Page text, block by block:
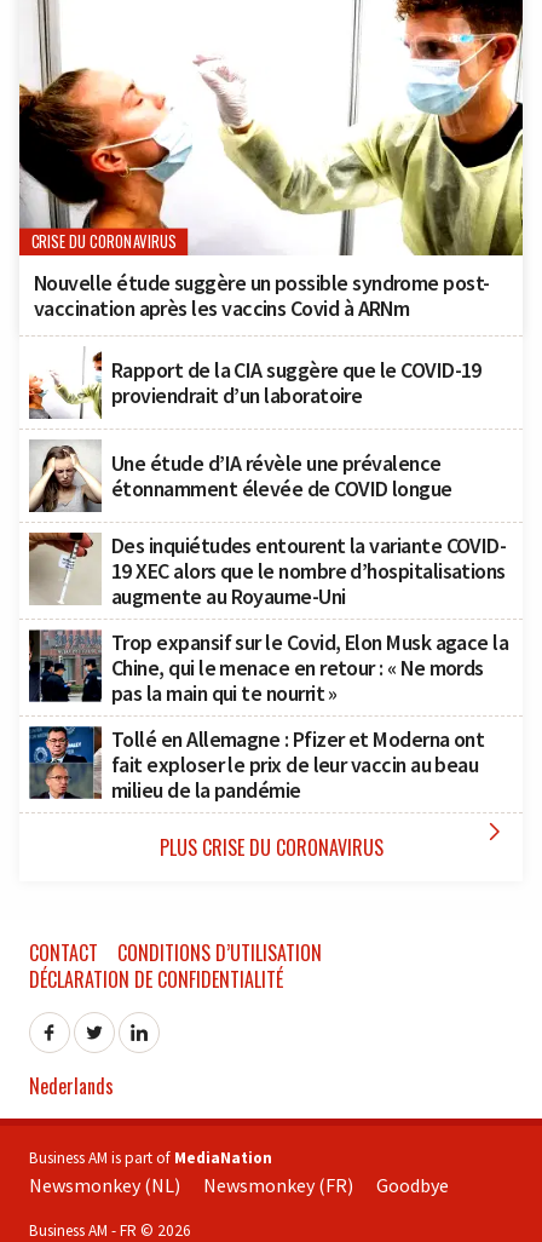
CRISE DU CORONAVIRUS
Nouvelle étude suggère un possible syndrome post-
vaccination après les vaccins Covid à ARNm
Rapport de la CIA suggère que le COVID-19
proviendrait d’un laboratoire
Une étude d’IA révèle une prévalence
étonnamment élevée de COVID longue
Des inquiétudes entourent la variante COVID-
19 XEC alors que le nombre d’hospitalisations
augmente au Royaume-Uni
Trop expansif sur le Covid, Elon Musk agace la
Chine, qui le menace en retour : « Ne mords
pas la main qui te nourrit »
Tollé en Allemagne : Pfizer et Moderna ont
fait exploser le prix de leur vaccin au beau
milieu de la pandémie
PLUS CRISE DU CORONAVIRUS 
CONTACT
CONDITIONS D’UTILISATION
DÉCLARATION DE CONFIDENTIALITÉ
Nederlands
Business AM is part of MediaNation
Newsmonkey (NL) Newsmonkey (FR) Goodbye
Business AM - FR © 2026